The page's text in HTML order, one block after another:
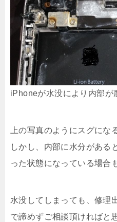
iPhoneが水没により内部が
上の写真のようにスグにな
しかし、内部に水分がある
った状態になっている場合
水没してしまっても、修理
で諦めずご相談頂ければと